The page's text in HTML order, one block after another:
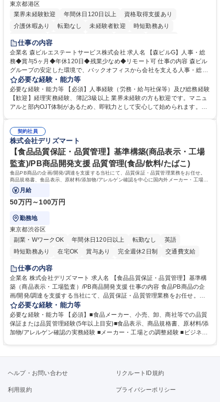
東京都港区
業界未経験歓迎
年間休日120日以上
資格取得支援あり
介護休暇あり
転勤なし 未経験者歓迎
時短勤務あり
経験者歓迎
完全週休2日制
交通費支給 長期歓迎 駅近5分以内 土日祝休み
仕事の内容
企業名 森ビルエステートサービス株式会社 求人名 【森ビルG】人事・総
務◆賞与5ヶ月◆年休120日◆残業少なめ◆リモート可 仕事の内容 森ビル
グループの安定した環境で、バックオフィスから会社を支える人事・総務
をお任せします。 労務と総務の業務をバランスよく担当し、ゆくゆくは制
度改定などのコア業務にも挑戦できる、やりがいある環境です。 ■勤怠管
理、給与計算、社会保険手続き、年末調整等の労務管理全般 ■入退社手続
き、社内規定の改定や人事制度改定などのコア業務 ■社内イベントの企画
でも質問・相談できる環境が整っているため、安心して成長できます。 募
集職種 【森ビルG】人事・総務◆賞与5ヶ月◆年休120日◆残業少なめ◆
リモート可
必要な経験・能力等
必要な経験・能力等 【必須】人事経験（労務・給与社保等）及び総務経験
【歓迎】経理実務経験、簿記3級以上 業界未経験の方も歓迎です。マニュ
アルと部内OJT体制があるため、即戦力として安心して始められます。
務に挑戦できるため、自身の成長と組織への貢献度をダイレクトに実感で
きます。 残業少なめ、週1日リモート可など、ワークライフバランスを保
ち長期活躍できる環境です。 「これまでの幅広い経験を活かし、長期的な
キャリアを築きたい」という前向きな意欲と挑戦を全力で応援します。 学
歴・資格 学歴：大学院 大学 高専 短大 専修学校 高校 語学力： 資格：日商
簿記検定1級 日商簿記検定2級 日商簿記検定3級
契約社員
株式会社デリズマート
【食品品質保証・品質管理】基準構築(商品表示・工場
監査)/PB商品開発支援 品質管理(食品/飲料/たばこ)
食品PB商品の企画/開発/調達を支援する当社にて、品質保証・品質管理業務をお任せ。
商品規格書、食品表示、原材料/添加物/アレルゲン確認を中心に国内外メーカー・工場の
品質基準整備から発売後対応まで担います。
月給
50万円～100万円
勤務地
東京都渋谷区
副業・WワークOK
年間休日120日以上 転勤なし
英語
時短勤務あり
在宅OK 賞与あり 完全週休2日制
交通費支給
駅近5分以内
仕事の内容
企業名 株式会社デリズマート 求人名 【食品品質保証・品質管理】基準構
築（商品表示・工場監査）/PB商品開発支援 仕事の内容 食品PB商品の企
画/開発/調達を支援する当社にて、品質保証・品質管理業務をお任せ。商
品規格書、食品表示、原材料/添加物/アレルゲン確認を中心に国内外メー
カー・工場の品質基準整備から発売後対応まで担います。 【詳細】 ■商品
規格書、一括表示、栄養成分、原材料・添加物・アレルゲンの確認 ■メー
カーへの修正指示・承認管理 ■国内外工場の監査、製造立会い、改善指導
企業への品質報告・問い合わせ対応 ■商品開発、物流、営業との連携 ※業
理】基準構築（商品表示・工場監査）/PB商品開発支援
必要な経験・能力等
必要な経験・能力等 【必須】■食品メーカー、小売、卸、商社等での品質
保証または品質管理経験(5年以上目安)■食品表示、商品規格書、原材料/添
加物/アレルゲン確認の実務経験 ■メーカー・工場との調整経験 ■ビジネス
ヘルプ・お問い合わせ リクルートID規約
利用規約 プライバシーポリシー